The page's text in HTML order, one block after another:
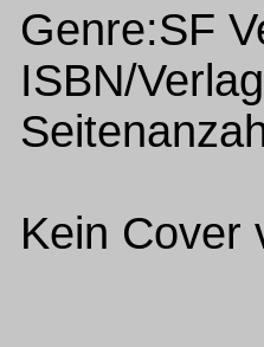
Genre:SF
ISBN/
Kein Cover